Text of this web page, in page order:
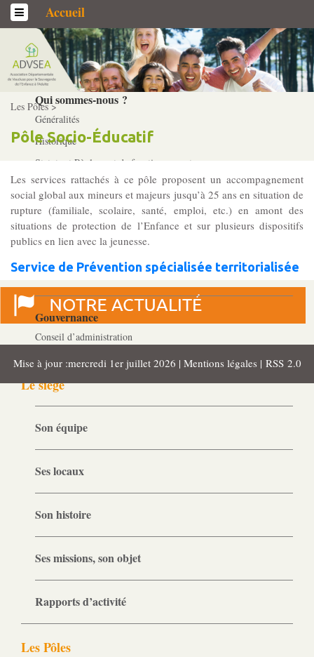
Accueil
L’association
Qui sommes-­nous ?
Généralités
Historique
Statuts et Règlement de fonctionnement
Nos partenaires
Institutionnels
Acteurs
Professionnels
Gouvernance
Conseil d’administration
Le siège
Son équipe
Ses locaux
Son histoire
Ses missions, son objet
Rapports d’activité
Les Pôles
Les Pôles >
Pôle Socio-­Éducatif
Les services rattachés à ce pôle proposent un accompagnement
social global aux mineurs et majeurs jusqu’à 25 ans en situation de
rupture (familiale, scolaire, santé, emploi, etc.) en amont des
situations de protection de l’Enfance et sur plusieurs dispositifs
publics en lien avec la jeunesse.
Service de Prévention spécialisée territorialisée
Mise à jour :mercredi 1er juillet 2026 | Mentions légales | RSS 2.0